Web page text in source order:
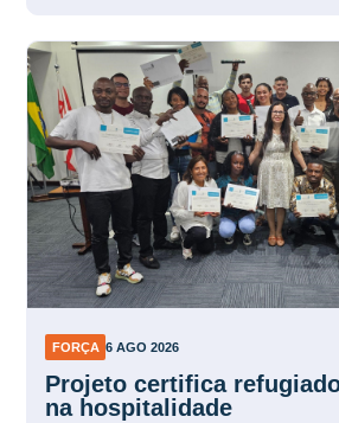
FORÇA 6 AGO 2026
Projeto certifica
na hospitalidade